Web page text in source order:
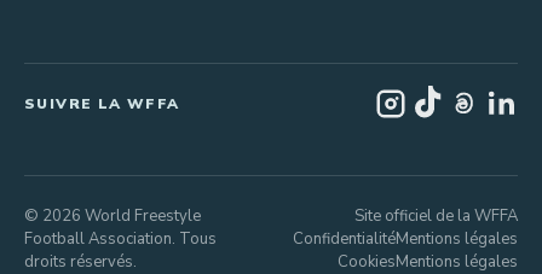
SUIVRE LA WFFA
© 2026 World Freestyle
Football Association. Tous
droits réservés.
Site officiel de la WFFA
ConfidentialitéMentions légales
CookiesMentions légales